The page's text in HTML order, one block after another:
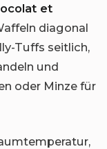
et
diagonal
Tuffs seitlich,
und
oder Minze für